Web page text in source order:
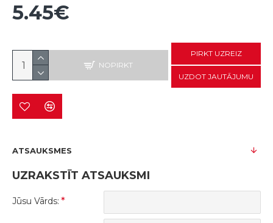
5.45€
NOPIRKT
PIRKT UZREIZ
UZDOT JAUTĀJUMU
ATSAUKSMES
UZRAKSTĪT ATSAUKSMI
Jūsu Vārds: